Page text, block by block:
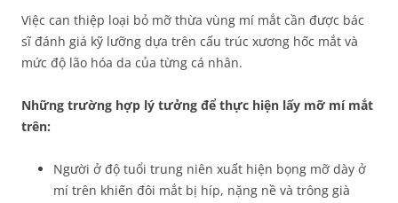
Việc can thiệp loại bỏ mỡ thừa vùng mí mắt cần được bác
sĩ đánh giá kỹ lưỡng dựa trên cấu trúc xương hốc mắt và
mức độ lão hóa da của từng cá nhân.
Những trường hợp lý tưởng để thực hiện lấy mỡ mí mắt
trên:
Người ở độ tuổi trung niên xuất hiện bọng mỡ dày ở
mí trên khiến đôi mắt bị híp, nặng nề và trông già